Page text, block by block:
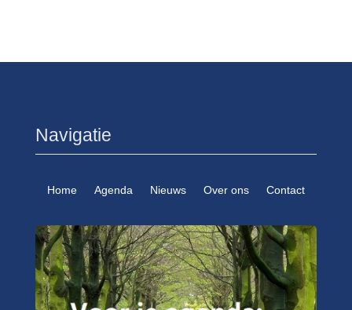
Navigatie
Home Agenda Nieuws Over ons Contact